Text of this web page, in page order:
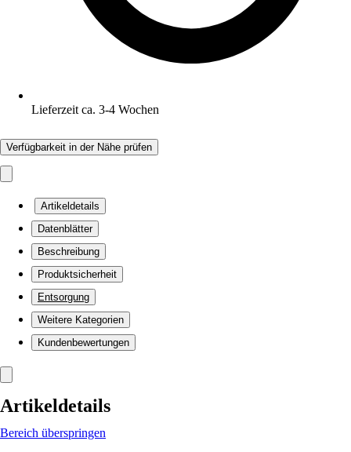
Lieferzeit ca. 3-4 Wochen
Verfügbarkeit in der Nähe prüfen
Artikeldetails
Datenblätter
Beschreibung
Produktsicherheit
Entsorgung
Weitere Kategorien
Kundenbewertungen
Artikeldetails
Bereich überspringen